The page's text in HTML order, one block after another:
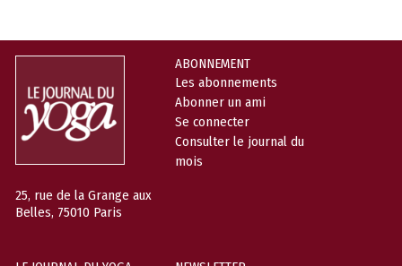
25, rue de la Grange aux
Belles, 75010 Paris
ABONNEMENT
Les abonnements
Abonner un ami
Se connecter
Consulter le journal du
mois